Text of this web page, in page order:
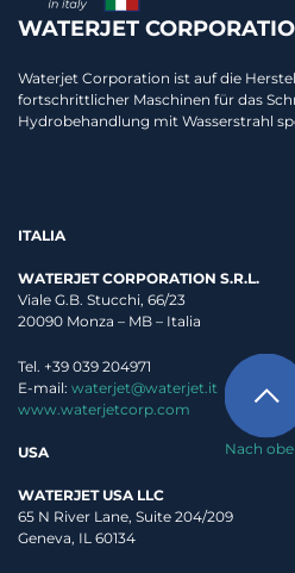
Nach
WATERJET
Waterjet Corporation ist auf die
fortschrittlicher Maschinen für das
Hydrobehandlung mit Wasserstrahl
ITALIA
WATERJET CORPORATION S.R.L.
Viale G.B. Stucchi, 66/23
20090 Monza – MB – Italia
Tel. +39 039 204971
E-mail: waterjet@waterjet.it
www.waterjetcorp.com
USA
WATERJET USA LLC
65 N River Lane, Suite 204/209
Geneva, IL 60134